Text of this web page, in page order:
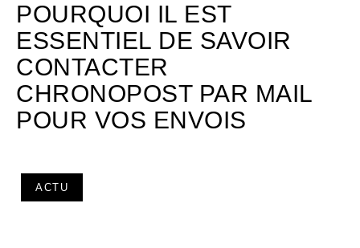
POURQUOI IL EST
ESSENTIEL DE SAVOIR
CONTACTER
CHRONOPOST PAR MAIL
POUR VOS ENVOIS
ACTU